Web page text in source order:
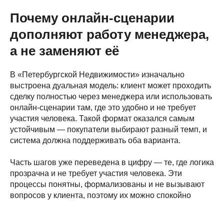
Почему онлайн-сценарии
дополняют работу менеджера,
а не заменяют её
В «Петербургской Недвижимости» изначально
выстроена дуальная модель: клиент может проходить
сделку полностью через менеджера или использовать
онлайн-сценарии там, где это удобно и не требует
участия человека. Такой формат оказался самым
устойчивым — покупатели выбирают разный темп, и
система должна поддерживать оба варианта.
Часть шагов уже переведена в цифру — те, где логика
прозрачна и не требует участия человека. Эти
процессы понятны, формализованы и не вызывают
вопросов у клиента, поэтому их можно спокойно